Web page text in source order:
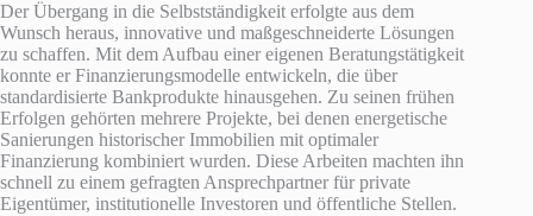
Der Übergang in die Selbstständigkeit erfolgte aus dem
Wunsch heraus, innovative und maßgeschneiderte Lösungen
zu schaffen. Mit dem Aufbau einer eigenen Beratungstätigkeit
konnte er Finanzierungsmodelle entwickeln, die über
standardisierte Bankprodukte hinausgehen. Zu seinen frühen
Erfolgen gehörten mehrere Projekte, bei denen energetische
Sanierungen historischer Immobilien mit optimaler
Finanzierung kombiniert wurden. Diese Arbeiten machten ihn
schnell zu einem gefragten Ansprechpartner für private
Eigentümer, institutionelle Investoren und öffentliche Stellen.